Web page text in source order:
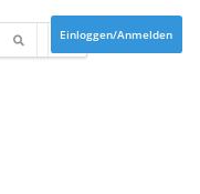
Einloggen/Anmelden